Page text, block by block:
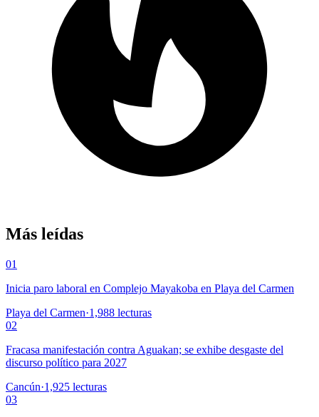
Más leídas
01
Inicia paro laboral en Complejo Mayakoba en Playa del Carmen
Playa del Carmen·1,988 lecturas
02
Fracasa manifestación contra Aguakan; se exhibe desgaste del
discurso político para 2027
Cancún·1,925 lecturas
03